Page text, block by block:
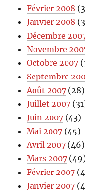
Février 2008
Janvier 2008
Décembre
Novembre
Octobre 2007
Septembre
Août 2007 (28)
Juillet 2007
Juin 2007 (43)
Mai 2007 (45)
Avril 2007 (46)
Mars 2007 (49)
Février 2007
Janvier 2007